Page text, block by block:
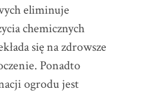
eliminuje
chemicznych
się na zdrowsze
Ponadto
ogrodu jest